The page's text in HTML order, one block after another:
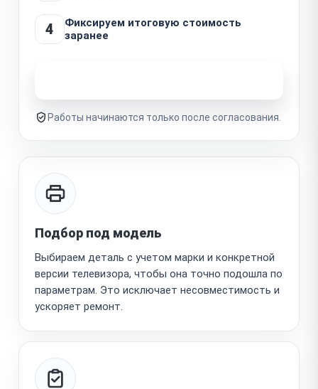
4
Фиксируем итоговую стоимость
заранее
Работы начинаются только после согласования.
Подбор под модель
Выбираем деталь с учетом марки и конкретной
версии телевизора, чтобы она точно подошла по
параметрам. Это исключает несовместимость и
ускоряет ремонт.